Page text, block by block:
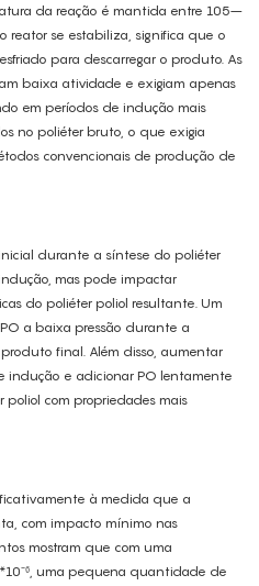
da reação é mantida entre 105–
reator se estabiliza, significa que o
para descarregar o produto. As
baixa atividade e exigiam apenas
em períodos de indução mais
no poliéter bruto, o que exigia
convencionais de produção de
durante a síntese do poliéter
mas pode impactar
do poliéter poliol resultante. Um
a baixa pressão durante a
final. Além disso, aumentar
e adicionar PO lentamente
com propriedades mais
à medida que a
com impacto mínimo nas
mostram que com uma
uma pequena quantidade de